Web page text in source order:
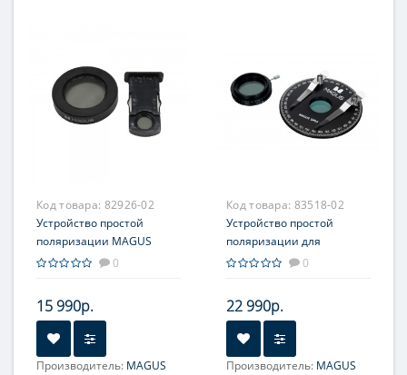
Код товара: 82926-02
Устройство простой
поляризации MAGUS
SPD1
0
15 990р.
Производитель: MAGUS
Код товара: 83518-02
Устройство простой
поляризации для
стереомикроскопов
0
22 990р.
Производитель: MAGUS